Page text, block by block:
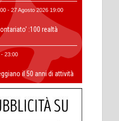
- 27 Agosto 2026 19:00
:100 realtà
23:00
il 50 anni di attività